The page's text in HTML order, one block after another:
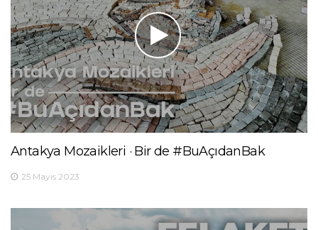
Antakya Mozaikleri · Bir de #BuAçıdanBak
25 Mayıs 2023